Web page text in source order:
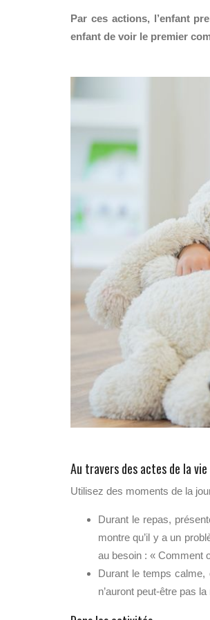
Par ces actions, l’enfant
enfant de voir le premier
Au travers des actes de la
Utilisez des moments de la
Durant le repas,
montre qu’il y a un
au besoin : « Comment
Durant le temps
n’auront peut-être pas